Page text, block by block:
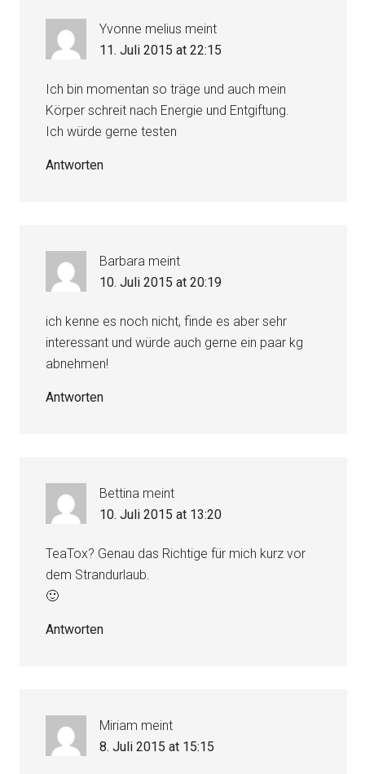
Yvonne melius meint
11. Juli 2015 at 22:15
Ich bin momentan so träge und auch mein
Körper schreit nach Energie und Entgiftung.
Ich würde gerne testen
Antworten
Barbara meint
10. Juli 2015 at 20:19
ich kenne es noch nicht, finde es aber sehr
interessant und würde auch gerne ein paar kg
abnehmen!
Antworten
Bettina meint
10. Juli 2015 at 13:20
TeaTox? Genau das Richtige für mich kurz vor
dem Strandurlaub.
🙂
Antworten
Miriam meint
8. Juli 2015 at 15:15